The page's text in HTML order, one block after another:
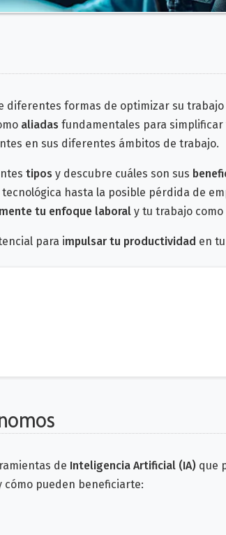
diferentes formas de optimizar su trabajo
aliadas fundamentales para simplificar
en sus diferentes ámbitos de trabajo.
tipos y descubre cuáles son sus
hasta la posible pérdida de
tu enfoque laboral y tu trabajo
para impulsar tu productividad en
de Inteligencia Artificial (IA) que
cómo pueden beneficiarte: